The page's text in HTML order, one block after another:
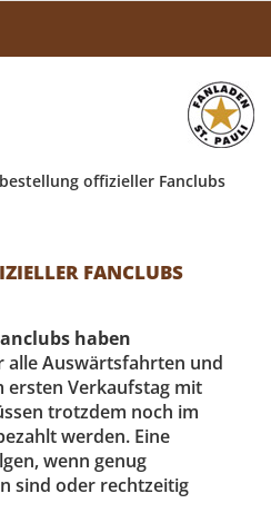
offizieller Fanclubs
FANCLUBS
haben
alle Auswärtsfahrten und
Verkaufstag mit
trotzdem noch im
werden. Eine
wenn genug
sind oder rechtzeitig